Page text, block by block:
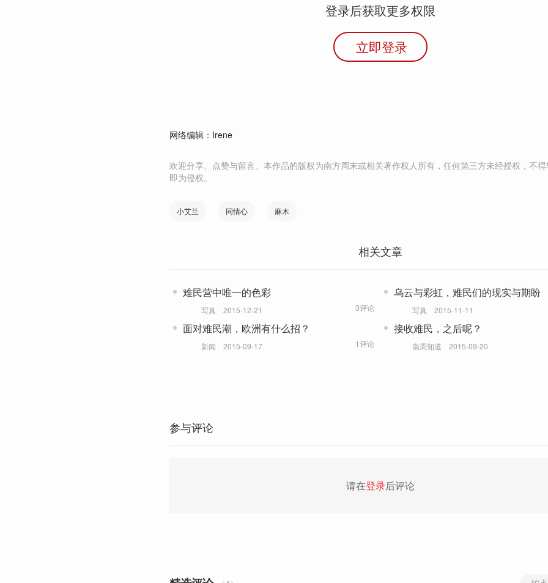
登录后获取更多权限
立即登录
网络编辑：Irene
欢迎分享、点赞与留言。本作品的版权为南方周末或相关著作权人所有，任何第三方未经授权，不
即为侵权。
小艾兰 同情心 麻木
相关文章
难民营中唯一的色彩
写真 2015-12-21 3评论
乌云与彩虹，难民们的现实与期盼
写真 2015-11-11
面对难民潮，欧洲有什么招？
新闻 2015-09-17 1评论
接收难民，之后呢？
南周知道 2015-09-20
参与评论
请在登录后评论